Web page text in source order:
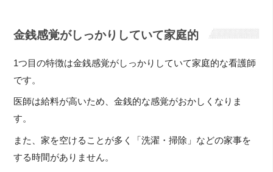
金銭感覚がしっかりしていて家庭的
1つ目の特徴は金銭感覚がしっかりしていて家庭的な看護師
です。
医師は給料が高いため、金銭的な感覚がおかしくなりま
す。
また、家を空けることが多く「洗濯・掃除」などの家事を
する時間がありません。